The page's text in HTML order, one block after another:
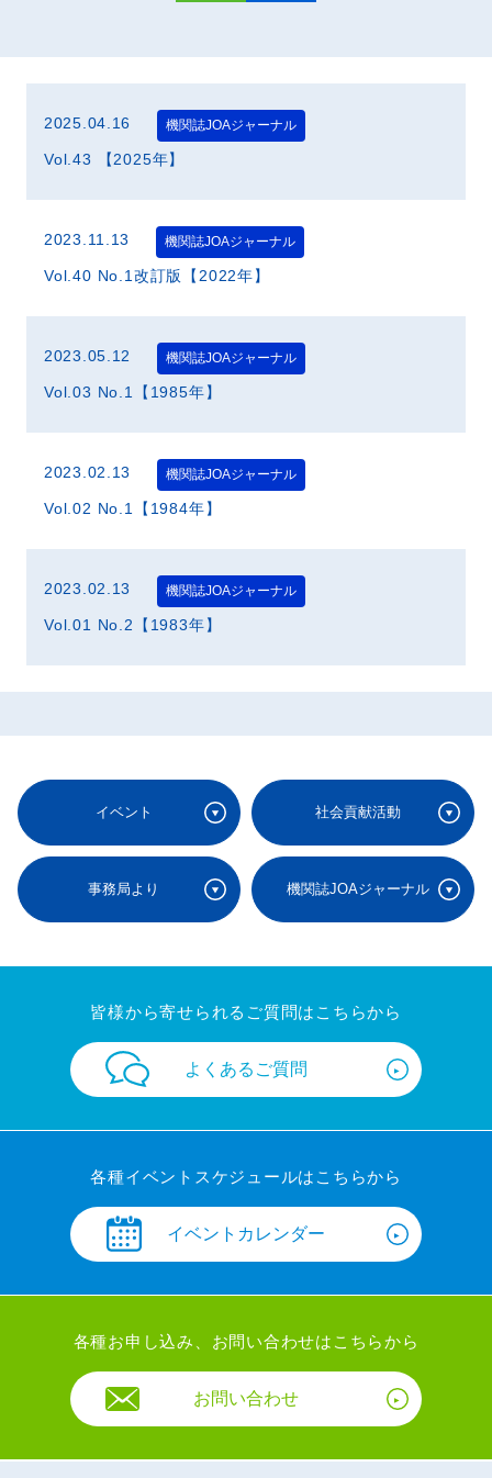
2025.04.16 機関誌JOAジャーナル
Vol.43 【2025年】
2023.11.13 機関誌JOAジャーナル
Vol.40 No.1改訂版【2022年】
2023.05.12 機関誌JOAジャーナル
Vol.03 No.1【1985年】
2023.02.13 機関誌JOAジャーナル
Vol.02 No.1【1984年】
2023.02.13 機関誌JOAジャーナル
Vol.01 No.2【1983年】
イベント 社会貢献活動
事務局より 機関誌JOAジャーナル
皆様から寄せられるご質問はこちらから
よくあるご質問
各種イベントスケジュールはこちらから
イベントカレンダー
各種お申し込み、お問い合わせはこちらから
お問い合わせ